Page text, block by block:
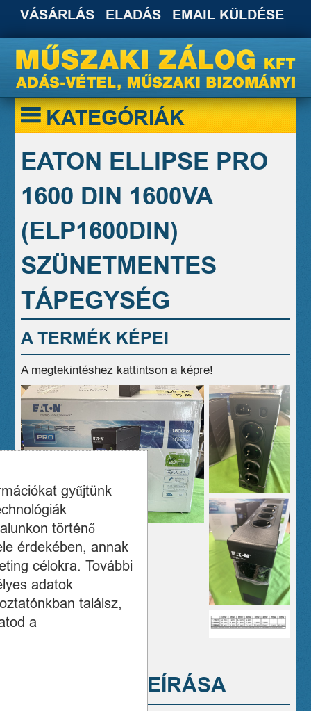
VÁSÁRLÁS ELADÁS EMAIL KÜLDÉSE
KATEGÓRIÁK
EATON ELLIPSE PRO
1600 DIN 1600VA
(ELP1600DIN)
SZÜNETMENTES
TÁPEGYSÉG
A TERMÉK KÉPEI
A megtekintéshez kattintson a képre!
A TERMÉK LEÍRÁSA
gyűjtünk
történő
érdekében, annak
célokra. További
adatok
találsz,
a